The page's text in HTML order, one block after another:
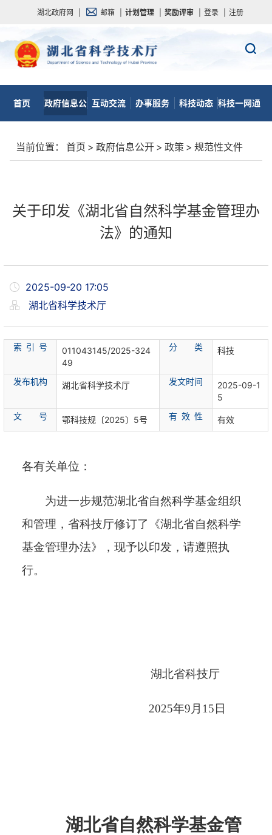
湖北政府网 邮箱 计划管理 奖励评审 登录 注册
首页 政府信息公 互动交流 办事服务 科技动态 科技一网通
当前位置： 首页 > 政府信息公开 > 政策 > 规范性文件
关于印发《湖北省自然科学基金管理办
法》的通知
2025-09-20 17:05
湖北省科学技术厅
索 引 号
011043145/2025-324
49
分 类 科技
发布机构 湖北省科学技术厅 发文时间
2025-09-1
5
文 号
鄂科技规〔2025〕5号 有 效 性 有效
各有关单位：
为进一步规范湖北省自然科学基金组织
和管理，省科技厅修订了《湖北省自然科学
基金管理办法》，现予以印发，请遵照执
行。
湖北省科技厅
2025年9 月 15 日
湖北省自然科学基金管